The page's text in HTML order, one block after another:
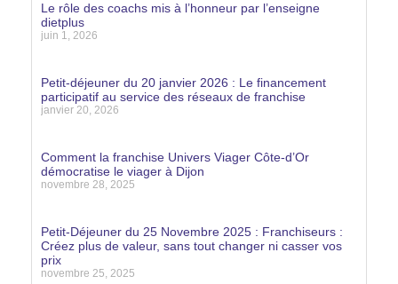
Le rôle des coachs mis à l’honneur par l’enseigne
dietplus
juin 1, 2026
Petit-déjeuner du 20 janvier 2026 : Le financement
participatif au service des réseaux de franchise
janvier 20, 2026
Comment la franchise Univers Viager Côte-d’Or
démocratise le viager à Dijon
novembre 28, 2025
Petit-Déjeuner du 25 Novembre 2025 : Franchiseurs :
Créez plus de valeur, sans tout changer ni casser vos
prix
novembre 25, 2025